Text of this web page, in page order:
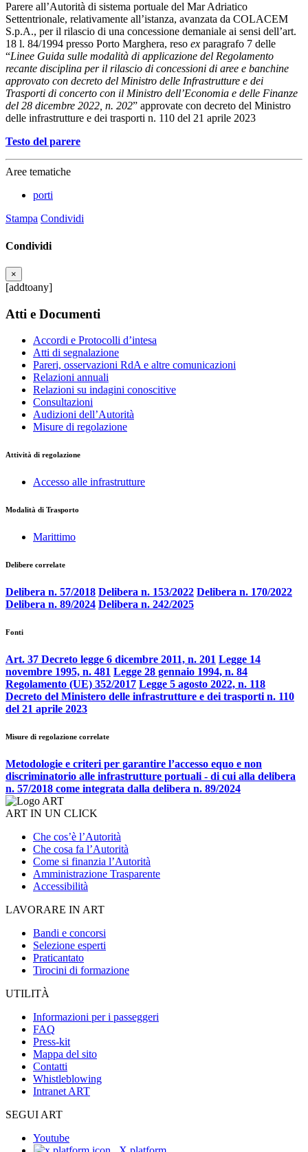
Parere all’Autorità di sistema portuale del Mar Adriatico
Settentrionale, relativamente all’istanza, avanzata da COLACEM
S.p.A., per il rilascio di una concessione demaniale ai sensi dell’art.
18 l. 84/1994 presso Porto Marghera, reso ex paragrafo 7 delle
“Linee Guida sulle modalità di applicazione del Regolamento
recante disciplina per il rilascio di concessioni di aree e banchine
approvato con decreto del Ministro delle Infrastrutture e dei
Trasporti di concerto con il Ministro dell’Economia e delle Finanze
del 28 dicembre 2022, n. 202” approvate con decreto del Ministro
delle infrastrutture e dei trasporti n. 110 del 21 aprile 2023
Testo del parere
Aree tematiche
porti
Stampa Condividi
Condividi
×
[addtoany]
Atti e Documenti
Accordi e Protocolli d’intesa
Atti di segnalazione
Pareri, osservazioni RdA e altre comunicazioni
Relazioni annuali
Relazioni su indagini conoscitive
Consultazioni
Audizioni dell’Autorità
Misure di regolazione
Attività di regolazione
Accesso alle infrastrutture
Modalità di Trasporto
Marittimo
Delibere correlate
Delibera n. 57/2018 Delibera n. 153/2022 Delibera n. 170/2022
Delibera n. 89/2024 Delibera n. 242/2025
Fonti
Art. 37 Decreto legge 6 dicembre 2011, n. 201 Legge 14
novembre 1995, n. 481 Legge 28 gennaio 1994, n. 84
Regolamento (UE) 352/2017 Legge 5 agosto 2022, n. 118
Decreto del Ministero delle infrastrutture e dei trasporti n. 110
del 21 aprile 2023
Misure di regolazione correlate
Metodologie e criteri per garantire l’accesso equo e non
discriminatorio alle infrastrutture portuali - di cui alla delibera
n. 57/2018 come integrata dalla delibera n. 89/2024
ART IN UN CLICK
Che cos’è l’Autorità
Che cosa fa l’Autorità
Come si finanzia l’Autorità
Amministrazione Trasparente
Accessibilità
LAVORARE IN ART
Bandi e concorsi
Selezione esperti
Praticantato
Tirocini di formazione
UTILITÀ
Informazioni per i passeggeri
FAQ
Press-kit
Mappa del sito
Contatti
Whistleblowing
Intranet ART
SEGUI ART
Youtube